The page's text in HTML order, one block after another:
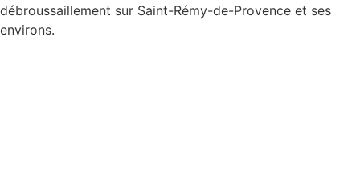
débroussaillement sur Saint-Rémy-de-Provence et ses
environs.